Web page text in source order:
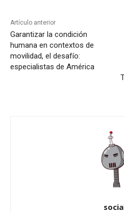
Artículo anterior
Garantizar la condición
humana en contextos de
movilidad, el desafío:
especialistas de América